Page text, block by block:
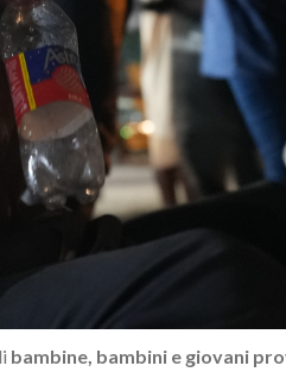
bambine, bambini e giovani